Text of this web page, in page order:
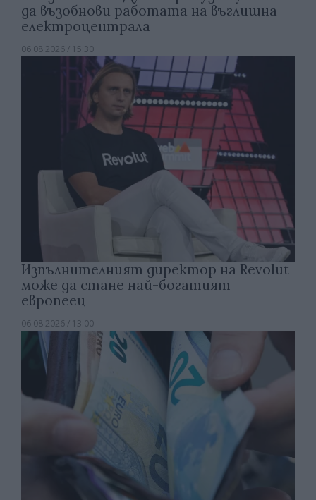
да възобнови работата на въглищна
електроцентрала
06.08.2026 / 15:30
Изпълнителният директор на Revolut
може да стане най-богатият
европеец
06.08.2026 / 13:00